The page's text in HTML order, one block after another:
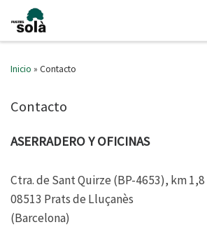
Saltar al contenido
Inicio » Contacto
Contacto
ASERRADERO Y
Ctra. de Sant Quirze (BP-4653), km 1,8
08513 Prats de Lluçanès
(Barcelona)